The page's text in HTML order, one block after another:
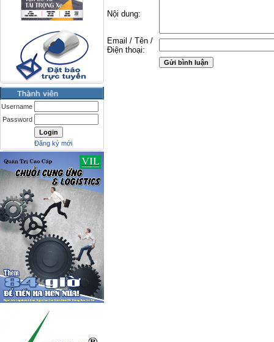
Username
Password
Đăng ký mới
Nội dung:
Email / Tên /
Điện thoại: